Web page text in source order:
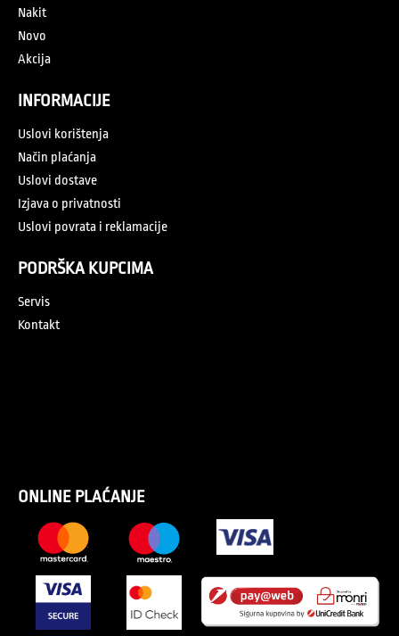
Nakit
Novo
Akcija
INFORMACIJE
Uslovi korištenja
Način plaćanja
Uslovi dostave
Izjava o privatnosti
Uslovi povrata i reklamacije
PODRŠKA KUPCIMA
Servis
Kontakt
ONLINE PLAĆANJE